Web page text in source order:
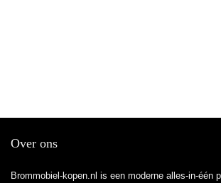
Over ons
Brommobiel-kopen.nl is een moderne alles-in-één